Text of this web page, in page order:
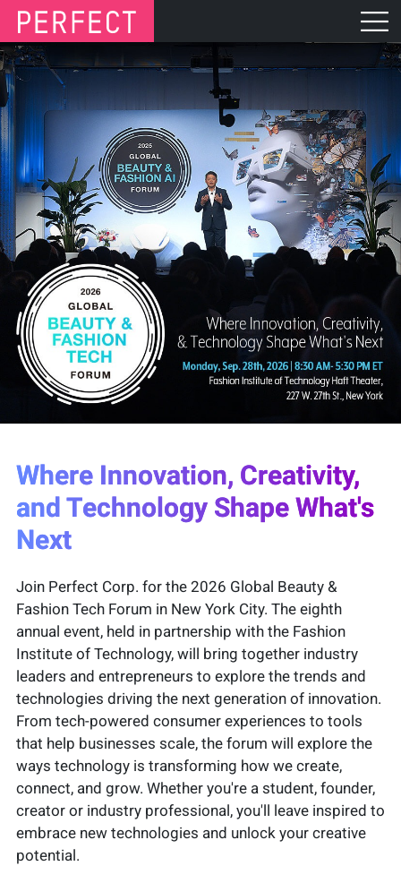
Where Innovation, Creativity,
and Technology Shape What's
Next
Join Perfect Corp. for the 2026 Global Beauty &
Fashion Tech Forum in New York City. The eighth
annual event, held in partnership with the Fashion
Institute of Technology, will bring together industry
leaders and entrepreneurs to explore the trends and
technologies driving the next generation of innovation.
From tech-powered consumer experiences to tools
that help businesses scale, the forum will explore the
ways technology is transforming how we create,
connect, and grow. Whether you're a student, founder,
creator or industry professional, you'll leave inspired to
embrace new technologies and unlock your creative
potential.